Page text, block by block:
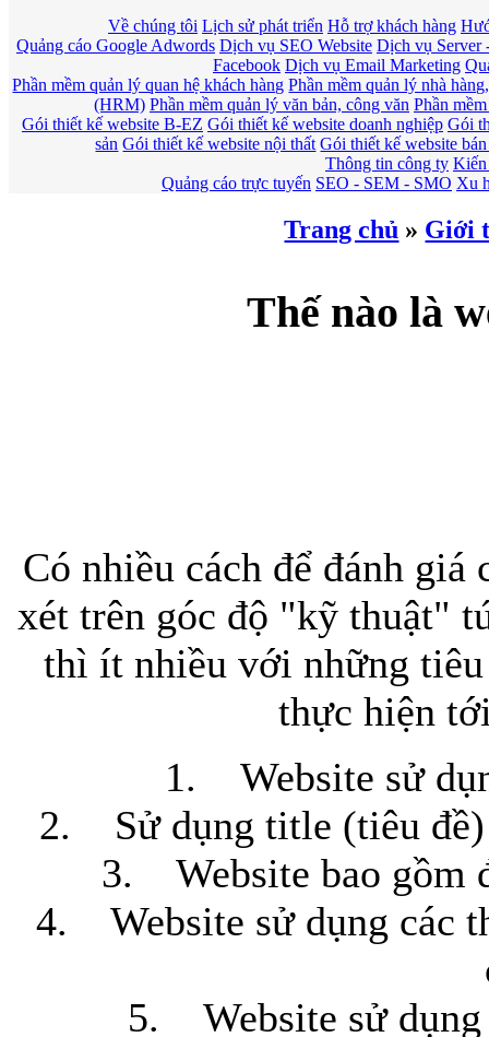
Về chúng tôi Lịch sử phát triển Hỗ trợ khách hàng
Quảng cáo Google Adwords Dịch vụ SEO Website Dịch vụ Server
Facebook Dịch vụ Email Marketing
Phần mềm quản lý quan hệ khách hàng Phần mềm quản lý nhà
(HRM) Phần mềm quản lý văn bản, công văn Phần
Gói thiết kế website B-EZ Gói thiết kế website doanh nghiệp Gói
sản Gói thiết kế website nội thất Gói thiết kế website
Thông tin công ty
Quảng cáo trực tuyến SEO - SEM - SMO Xu
Trang chủ » Giới
Thế nào là
Có nhiều cách để đánh
xét trên góc độ "kỹ thuật"
thì ít nhiều với những
thực hiện
1. Website sử
2. Sử dụng title (tiêu đề)
3. Website bao gồm
4. Website sử dụng các
5. Website sử dụng